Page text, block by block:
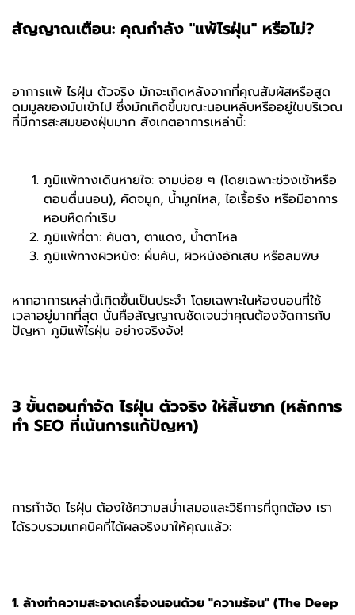
สัญญาณเตือน: คุณกำลัง "แพ้ไรฝุ่น" หรือไม่?
อาการแพ้ ไรฝุ่น ตัวจริง มักจะเกิดหลังจากที่คุณสัมผัสหรือสูด
ดมมูลของมันเข้าไป ซึ่งมักเกิดขึ้นขณะนอนหลับหรืออยู่ในบริเวณ
ที่มีการสะสมของฝุ่นมาก สังเกตอาการเหล่านี้:
ภูมิแพ้ทางเดินหายใจ: จามบ่อย ๆ (โดยเฉพาะช่วงเช้าหรือ
ตอนตื่นนอน), คัดจมูก, น้ำมูกไหล, ไอเรื้อรัง หรือมีอาการ
หอบหืดกำเริบ
ภูมิแพ้ที่ตา: คันตา, ตาแดง, น้ำตาไหล
ภูมิแพ้ทางผิวหนัง: ผื่นคัน, ผิวหนังอักเสบ หรือลมพิษ
หากอาการเหล่านี้เกิดขึ้นเป็นประจำ โดยเฉพาะในห้องนอนที่ใช้
เวลาอยู่มากที่สุด นั่นคือสัญญาณชัดเจนว่าคุณต้องจัดการกับ
ปัญหา ภูมิแพ้ไรฝุ่น อย่างจริงจัง!
3 ขั้นตอนกำจัด ไรฝุ่น ตัวจริง ให้สิ้นซาก (หลักการ
ทำ SEO ที่เน้นการแก้ปัญหา)
การกำจัด ไรฝุ่น ต้องใช้ความสม่ำเสมอและวิธีการที่ถูกต้อง เรา
ได้รวบรวมเทคนิคที่ได้ผลจริงมาให้คุณแล้ว:
1. ล้างทำความสะอาดเครื่องนอนด้วย "ความร้อน" (The Deep